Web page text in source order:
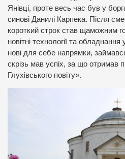
Янівці, проте весь час був у
синові Данилі Карпека. Після
короткий строк став щаможним
новітні технології та
нові для себе напрямки,
скрізь мав успіх, за що отримав
Глухівського повіту».